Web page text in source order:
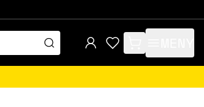
items in cart, view